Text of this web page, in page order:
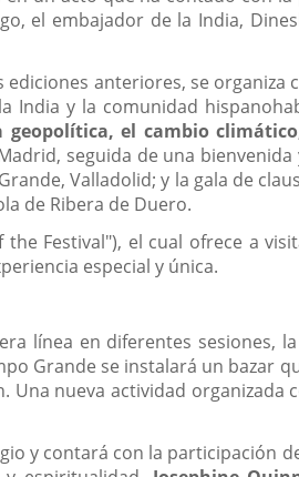
el embajador de la India,
anteriores, se organiza
India y la comunidad
el cambio
seguida de una
Valladolid; y la gala de
de Ribera de Duero.
the Festival"), el cual ofrece a
especial y única.
línea en diferentes sesiones,
Grande se instalará un bazar
Una nueva actividad organizada
y contará con la participación